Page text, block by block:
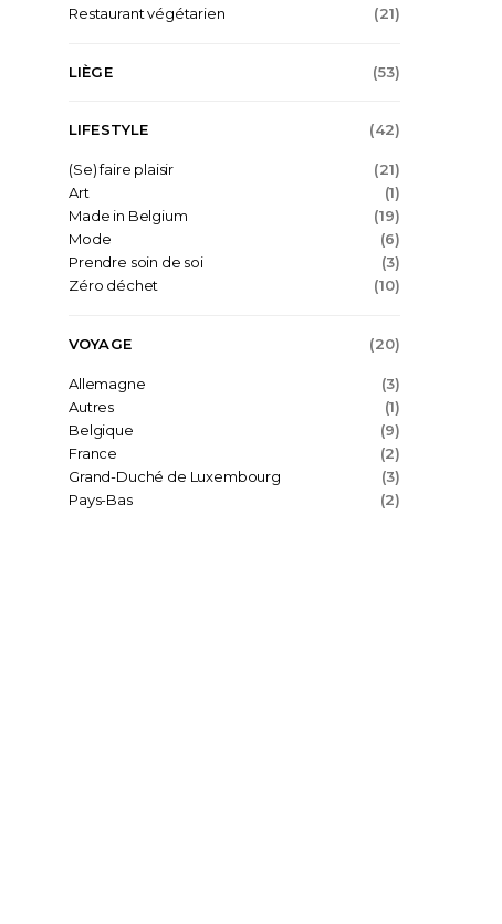
Restaurant végétarien
(21)
LIÈGE (53)
LIFESTYLE (42)
(Se) faire plaisir
(21)
Art
(1)
Made in Belgium
(19)
Mode
(6)
Prendre soin de soi
(3)
Zéro déchet
(10)
VOYAGE (20)
Allemagne
(3)
Autres
(1)
Belgique
(9)
France
(2)
Grand-Duché de Luxembourg
(3)
Pays-Bas
(2)